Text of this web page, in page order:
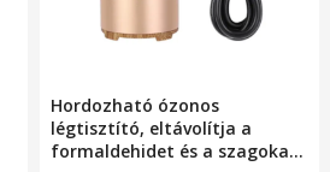
Hordozható ózonos
légtisztító, eltávolítja a
formaldehidet és a szagokat,